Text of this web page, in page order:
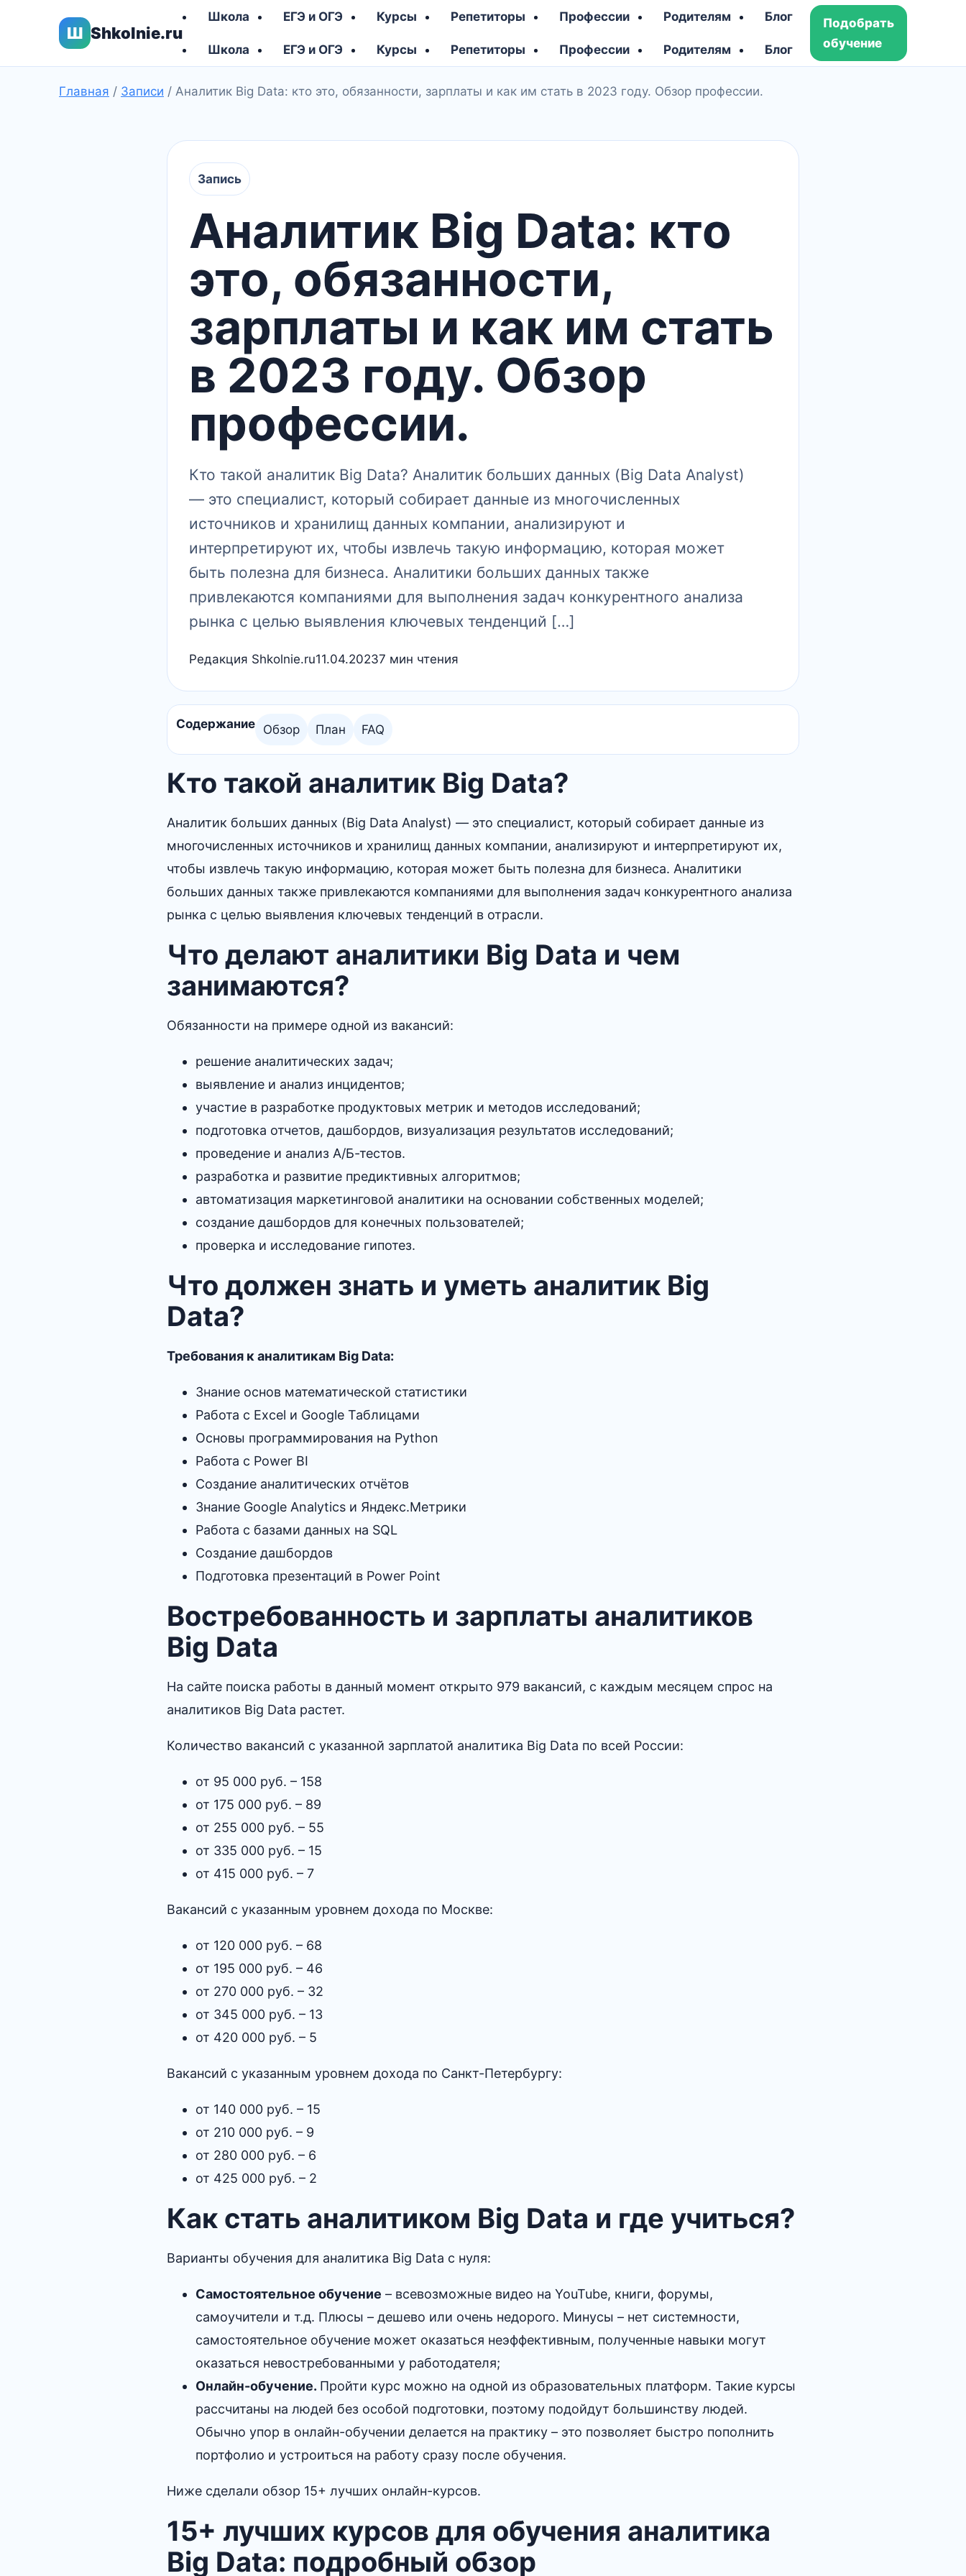
Ш Shkolnie.ru
Школа ЕГЭ и ОГЭ Курсы Репетиторы Профессии Родителям Блог
Школа ЕГЭ и ОГЭ Курсы Репетиторы Профессии Родителям Блог
Подобрать
обучение
Главная / Записи / Аналитик Big Data: кто это, обязанности, зарплаты и как им стать в 2023 году. Обзор профессии.
Запись
Аналитик Big Data: кто
это, обязанности,
зарплаты и как им стать
в 2023 году. Обзор
профессии.
Кто такой аналитик Big Data? Аналитик больших данных (Big Data Analyst)
— это специалист, который собирает данные из многочисленных
источников и хранилищ данных компании, анализируют и
интерпретируют их, чтобы извлечь такую информацию, которая может
быть полезна для бизнеса. Аналитики больших данных также
привлекаются компаниями для выполнения задач конкурентного анализа
рынка с целью выявления ключевых тенденций […]
Редакция Shkolnie.ru11.04.20237 мин чтения
Содержание Обзор План FAQ
Кто такой аналитик Big Data?
Аналитик больших данных (Big Data Analyst) — это специалист, который собирает данные из
многочисленных источников и хранилищ данных компании, анализируют и интерпретируют их,
чтобы извлечь такую информацию, которая может быть полезна для бизнеса. Аналитики
больших данных также привлекаются компаниями для выполнения задач конкурентного анализа
рынка с целью выявления ключевых тенденций в отрасли.
Что делают аналитики Big Data и чем
занимаются?
Обязанности на примере одной из вакансий:
решение аналитических задач;
выявление и анализ инцидентов;
участие в разработке продуктовых метрик и методов исследований;
подготовка отчетов, дашбордов, визуализация результатов исследований;
проведение и анализ А/Б-тестов.
разработка и развитие предиктивных алгоритмов;
автоматизация маркетинговой аналитики на основании собственных моделей;
создание дашбордов для конечных пользователей;
проверка и исследование гипотез.
Что должен знать и уметь аналитик Big
Data?
Требования к аналитикам Big Data:
Знание основ математической статистики
Работа с Excel и Google Таблицами
Основы программирования на Python
Работа с Power BI
Создание аналитических отчётов
Знание Google Analytics и Яндекс.Метрики
Работа с базами данных на SQL
Создание дашбордов
Подготовка презентаций в Power Point
Востребованность и зарплаты аналитиков
Big Data
На сайте поиска работы в данный момент открыто 979 вакансий, с каждым месяцем спрос на
аналитиков Big Data растет.
Количество вакансий с указанной зарплатой аналитика Big Data по всей России:
от 95 000 руб. – 158
от 175 000 руб. – 89
от 255 000 руб. – 55
от 335 000 руб. – 15
от 415 000 руб. – 7
Вакансий с указанным уровнем дохода по Москве:
от 120 000 руб. – 68
от 195 000 руб. – 46
от 270 000 руб. – 32
от 345 000 руб. – 13
от 420 000 руб. – 5
Вакансий с указанным уровнем дохода по Санкт-Петербургу:
от 140 000 руб. – 15
от 210 000 руб. – 9
от 280 000 руб. – 6
от 425 000 руб. – 2
Как стать аналитиком Big Data и где учиться?
Варианты обучения для аналитика Big Data с нуля:
Самостоятельное обучение – всевозможные видео на YouTube, книги, форумы,
самоучители и т.д. Плюсы – дешево или очень недорого. Минусы – нет системности,
самостоятельное обучение может оказаться неэффективным, полученные навыки могут
оказаться невостребованными у работодателя;
Онлайн-обучение. Пройти курс можно на одной из образовательных платформ. Такие курсы
рассчитаны на людей без особой подготовки, поэтому подойдут большинству людей.
Обычно упор в онлайн-обучении делается на практику – это позволяет быстро пополнить
портфолио и устроиться на работу сразу после обучения.
Ниже сделали обзор 15+ лучших онлайн-курсов.
15+ лучших курсов для обучения аналитика
Big Data: подробный обзор